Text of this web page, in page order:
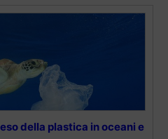
della plastica in oceani e